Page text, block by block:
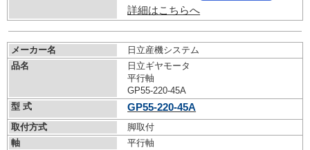
詳細はこちらへ
メーカー名
日立産機システム
品名
日立ギヤモータ
平行軸
GP55-220-45A
型 式
GP55-220-45A
取付方式
脚取付
軸
平行軸